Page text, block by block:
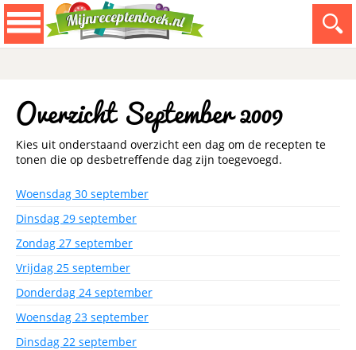
Overzicht September 2009
Kies uit onderstaand overzicht een dag om de recepten te
tonen die op desbetreffende dag zijn toegevoegd.
Woensdag 30 september
Dinsdag 29 september
Zondag 27 september
Vrijdag 25 september
Donderdag 24 september
Woensdag 23 september
Dinsdag 22 september